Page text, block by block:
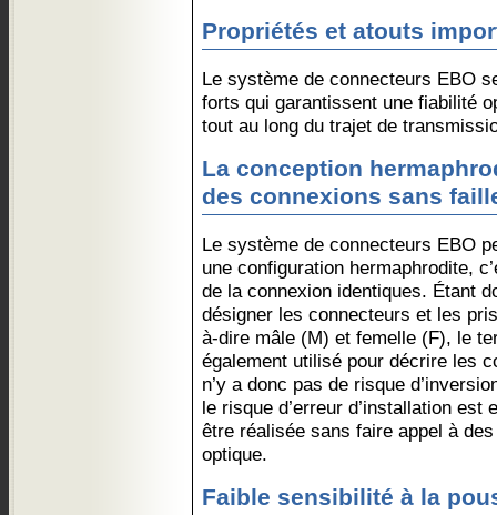
Propriétés et atouts
Le système de connecteurs EBO
forts qui garantissent une fiabilité
tout au long du trajet de
La conception
des connexions sans
Le système de connecteurs EBO
une configuration hermaphrodite,
de la connexion identiques. Étant
désigner les connecteurs et les
à-dire mâle (M) et femelle (F), le
également utilisé pour décrire les
n’y a donc pas de risque
le risque d’erreur d’installation est
être réalisée sans faire appel à
optique.
Faible sensibilité à la